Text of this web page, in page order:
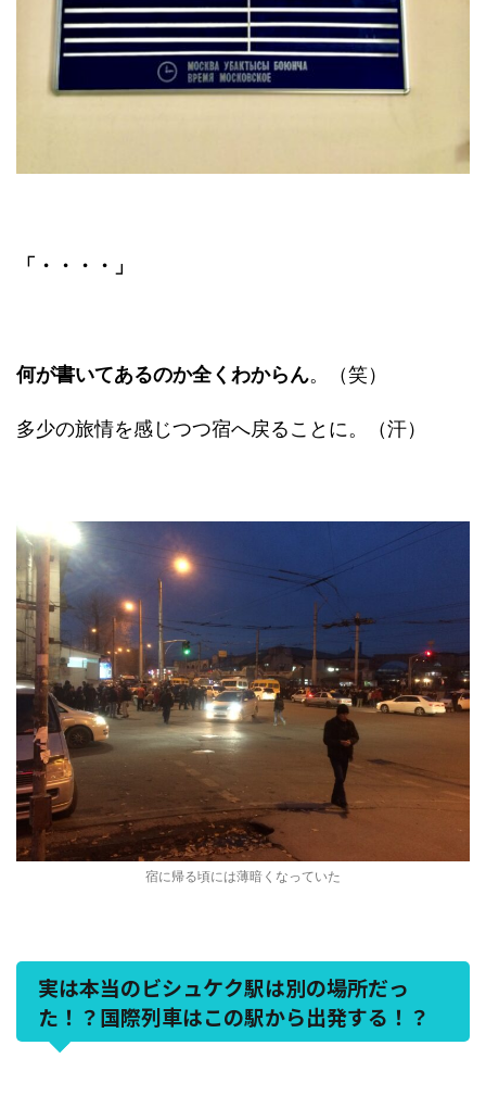
「・・・・」
何が書いてあるのか全くわからん。（笑）
多少の旅情を感じつつ宿へ戻ることに。（汗）
宿に帰る頃には薄暗くなっていた
実は本当のビシュケク駅は別の場所だっ
た！？国際列車はこの駅から出発する！？